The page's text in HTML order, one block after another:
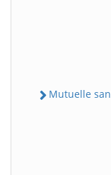
Mutuelle